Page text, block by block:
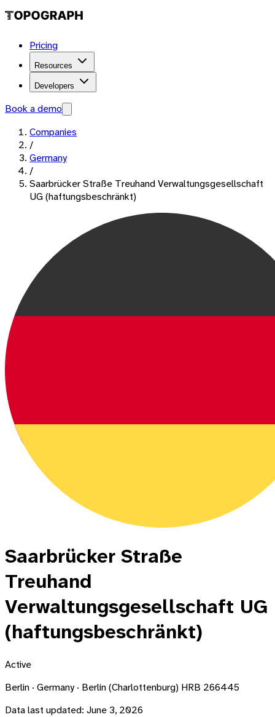
Pricing
Resources
Developers
Book a demo
Companies
/
Germany
/
Saarbrücker Straße Treuhand Verwaltungsgesellschaft
UG (haftungsbeschränkt)
Saarbrücker Straße
Treuhand
Verwaltungsgesellschaft UG
(haftungsbeschränkt)
Active
Berlin · Germany · Berlin (Charlottenburg) HRB 266445
Data last updated: June 3, 2026